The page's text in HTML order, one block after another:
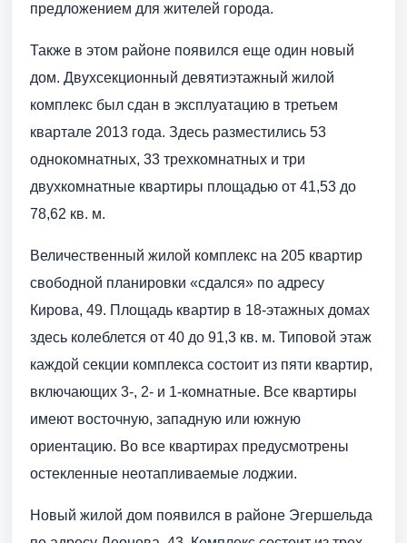
предложением для жителей города.
Также в этом районе появился еще один новый
дом. Двухсекционный девятиэтажный жилой
комплекс был сдан в эксплуатацию в третьем
квартале 2013 года. Здесь разместились 53
однокомнатных, 33 трехкомнатных и три
двухкомнатные квартиры площадью от 41,53 до
78,62 кв. м.
Величественный жилой комплекс на 205 квартир
свободной планировки «сдался» по адресу
Кирова, 49. Площадь квартир в 18-этажных домах
здесь колеблется от 40 до 91,3 кв. м. Типовой этаж
каждой секции комплекса состоит из пяти квартир,
включающих 3-, 2- и 1-комнатные. Все квартиры
имеют восточную, западную или южную
ориентацию. Во все квартирах предусмотрены
остекленные неотапливаемые лоджии.
Новый жилой дом появился в районе Эгершельда